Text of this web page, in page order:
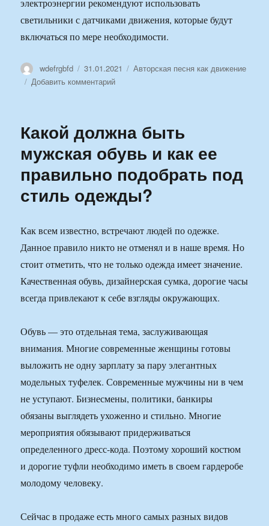
электроэнергии рекомендуют использовать
светильники с датчиками движения, которые будут
включаться по мере необходимости.
Автор
wdefrgbfd Опубликовано
31.01.2021 Рубрики
Авторская песня как движение
Добавить комментарийк
сада
Какой должна быть
мужская обувь и как ее
правильно подобрать под
стиль одежды?
Как всем известно, встречают людей по одежке.
Данное правило никто не отменял и в наше время. Но
стоит отметить, что не только одежда имеет значение.
Качественная обувь, дизайнерская сумка, дорогие часы
всегда привлекают к себе взгляды окружающих.
Обувь — это отдельная тема, заслуживающая
внимания. Многие современные женщины готовы
выложить не одну зарплату за пару элегантных
модельных туфелек. Современные мужчины ни в чем
не уступают. Бизнесмены, политики, банкиры
обязаны выглядеть ухоженно и стильно. Многие
мероприятия обязывают придерживаться
определенного дресс-кода. Поэтому хороший костюм
и дорогие туфли необходимо иметь в своем гардеробе
молодому человеку.
Сейчас в продаже есть много самых разных видов